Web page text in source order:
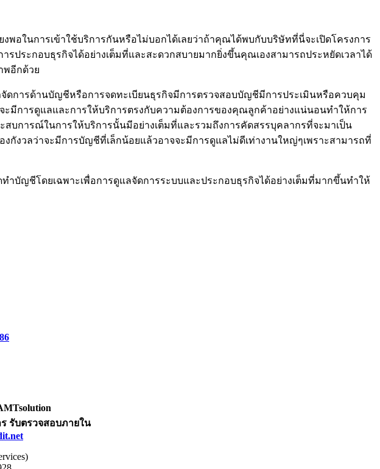
ในการเข้าใช้บริการกันหรือไม่บอกได้เลยว่าถ้าคุณได้พบกับบริษัทที่นี่จะเปิดโครงการ
ระกอบธุรกิจได้อย่างเต็มที่และสะดวกสบายมากยิ่งขึ้นคุณเองสามารถประหยัดเวลาได้
พอีกด้วย
ดการด้านบัญชีหรือการจดทะเบียนธุรกิจมีการตรวจสอบบัญชีมีการประเมินหรือควบคุม
มีการดูแลและการให้บริการตรงกับความต้องการของคุณลูกค้าอย่างแน่นอนทำให้การ
การณ์ในการให้บริการนั้นมีอย่างเต็มที่และรวมถึงการคัดสรรบุคลากรที่จะมาเป็น
งวลว่าจะมีการบัญชีที่เล็กน้อยแล้วอาจจะมีการดูแลไม่ดีเท่างานใหญ่ๆเพราะสามารถที่
บัญชีโดยเฉพาะเพื่อการดูแลจัดการระบบและประกอบธุรกิจได้อย่างเต็มที่มากขึ้นทำให้
รับตรวจสอบภายใน